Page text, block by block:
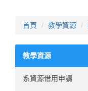
首頁 教學資源
教學資源
系資源借用申請